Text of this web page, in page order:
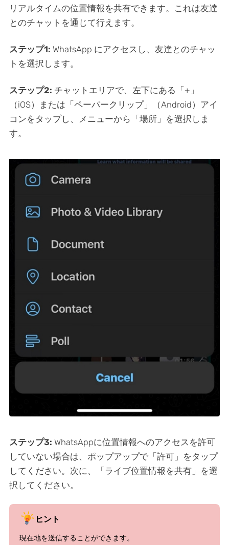
リアルタイムの位置情報を共有できます。これは友達
とのチャットを通じて行えます。
ステップ1: WhatsApp にアクセスし、友達とのチャッ
トを選択します。
ステップ2: チャットエリアで、左下にある「+」
（iOS）または「ペーパークリップ」（Android）アイ
コンをタップし、メニューから「場所」を選択しま
す。
ステップ3: WhatsAppに位置情報へのアクセスを許可
していない場合は、ポップアップで「許可」をタップ
してください。次に、「ライブ位置情報を共有」を選
択してください。
ヒント
現在地を送信することができます。